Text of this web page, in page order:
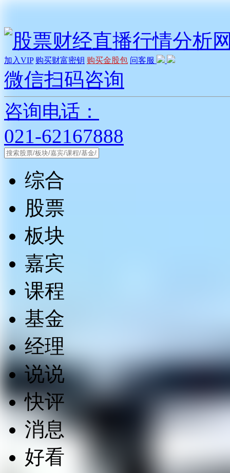
加入VIP 购买财富密钥 购买金股包 问客服
微信扫码咨询
咨询电话：
021-62167888
综合
股票
板块
嘉宾
课程
基金
经理
说说
快评
消息
好看